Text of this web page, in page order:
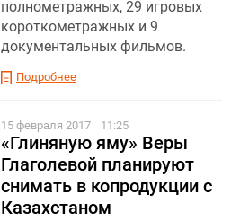
полнометражных, 29 игровых
короткометражных и 9
документальных фильмов.
Подробнее
15 февраля 2017 11:25
«Глиняную яму» Веры
Глаголевой планируют
снимать в копродукции с
Казахстаном